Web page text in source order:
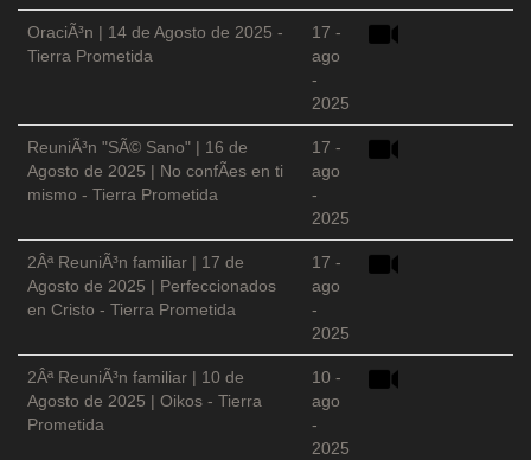
OraciÃ³n | 14 de Agosto de 2025 -
Tierra Prometida
17 -
ago
-
2025
ReuniÃ³n "SÃ© Sano" | 16 de
Agosto de 2025 | No confÃ­es en ti
mismo - Tierra Prometida
17 -
ago
-
2025
2Âª ReuniÃ³n familiar | 17 de
Agosto de 2025 | Perfeccionados
en Cristo - Tierra Prometida
17 -
ago
-
2025
2Âª ReuniÃ³n familiar | 10 de
Agosto de 2025 | Oikos - Tierra
Prometida
10 -
ago
-
2025